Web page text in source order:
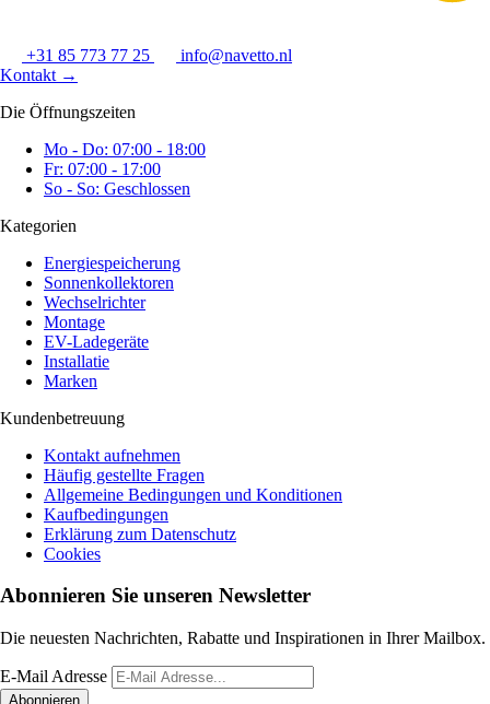
+31 85 773 77 25
info@navetto.nl
Kontakt →
Die Öffnungszeiten
Mo - Do: 07:00 - 18:00
Fr: 07:00 - 17:00
So - So: Geschlossen
Kategorien
Energiespeicherung
Sonnenkollektoren
Wechselrichter
Montage
EV-Ladegeräte
Installatie
Marken
Kundenbetreuung
Kontakt aufnehmen
Häufig gestellte Fragen
Allgemeine Bedingungen und Konditionen
Kaufbedingungen
Erklärung zum Datenschutz
Cookies
Abonnieren Sie unseren Newsletter
Die neuesten Nachrichten, Rabatte und Inspirationen in Ihrer Mailbox.
E-Mail Adresse
Abonnieren